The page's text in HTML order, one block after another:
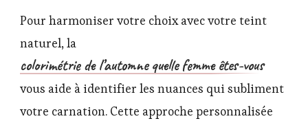
Pour harmoniser votre choix avec votre teint
naturel, la
colorimétrie de l’automne quelle femme êtes-vous
vous aide à identifier les nuances qui subliment
votre carnation. Cette approche personnalisée